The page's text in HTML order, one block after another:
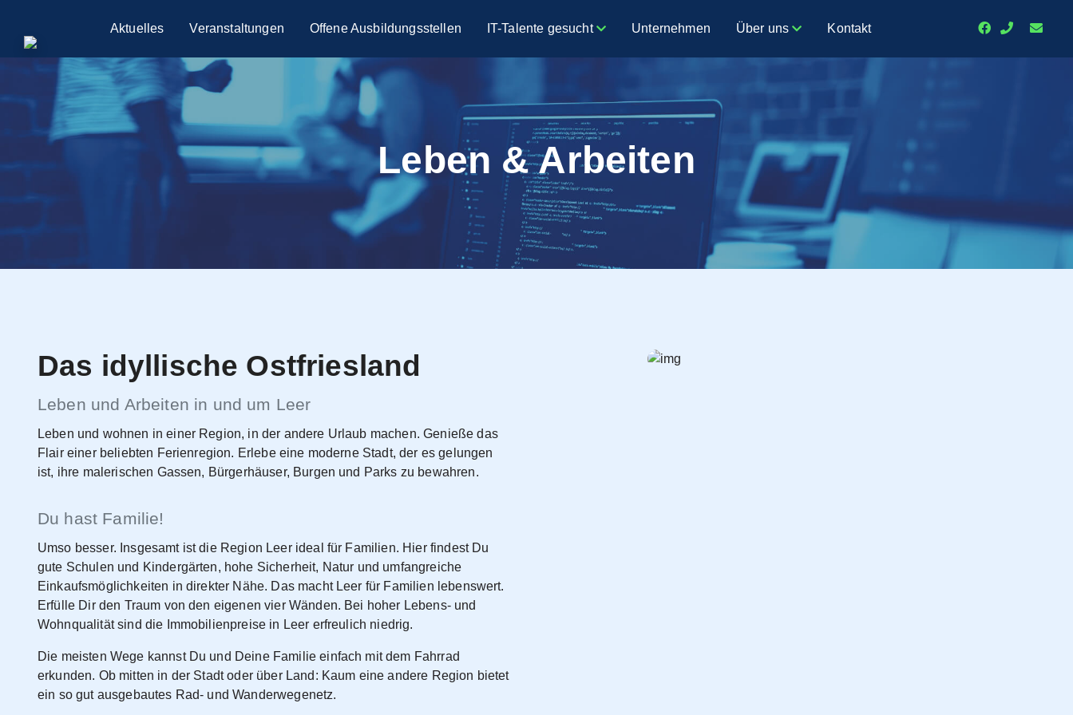
Aktuelles Veranstaltungen Offene Ausbildungsstellen IT-Talente gesucht Unternehmen Über uns Kontakt
Leben & Arbeiten
Das idyllische Ostfriesland
Leben und Arbeiten in und um Leer
Leben und wohnen in einer Region, in der andere Urlaub machen. Genieße das
Flair einer beliebten Ferienregion. Erlebe eine moderne Stadt, der es gelungen
ist, ihre malerischen Gassen, Bürgerhäuser, Burgen und Parks zu bewahren.
Du hast Familie!
Umso besser. Insgesamt ist die Region Leer ideal für Familien. Hier findest Du
gute Schulen und Kindergärten, hohe Sicherheit, Natur und umfangreiche
Einkaufsmöglichkeiten in direkter Nähe. Das macht Leer für Familien lebenswert.
Erfülle Dir den Traum von den eigenen vier Wänden. Bei hoher Lebens- und
Wohnqualität sind die Immobilienpreise in Leer erfreulich niedrig.
Die meisten Wege kannst Du und Deine Familie einfach mit dem Fahrrad
erkunden. Ob mitten in der Stadt oder über Land: Kaum eine andere Region bietet
ein so gut ausgebautes Rad- und Wanderwegenetz.